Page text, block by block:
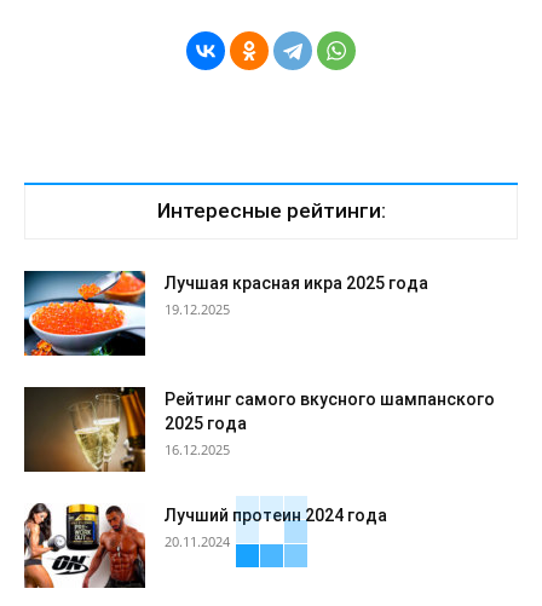
Интересные рейтинги:
Лучшая красная икра 2025 года
19.12.2025
Рейтинг самого вкусного шампанского
2025 года
16.12.2025
Лучший протеин 2024 года
20.11.2024